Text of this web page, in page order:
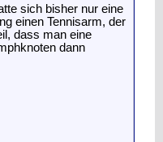
sich bisher nur eine
einen Tennisarm, der
dass man eine
dann